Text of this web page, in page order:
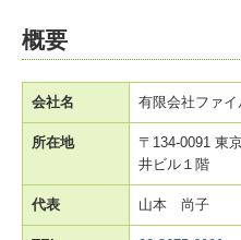
概要
会社名 有限会社ファ
所在地
〒134-0091 東
井ビル１階
代表 山本 尚子